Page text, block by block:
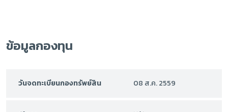
ข้อมูลกองทุน
วันจดทะเบียนกองทรัพย์สิน 08 ส.ค. 2559